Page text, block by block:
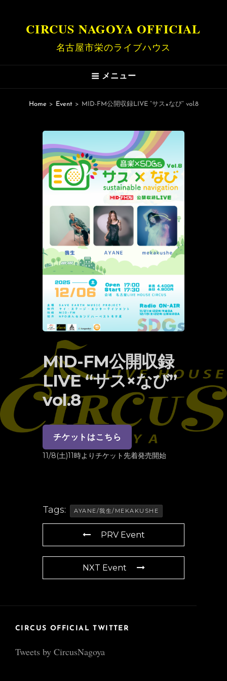
CIRCUS NAGOYA OFFICIAL
名古屋市栄のライブハウス
メニュー
Home > Event > MID-FM公開収録LIVE “サス×なび” vol.8
MID-FM公開収録
LIVE “サス×なび”
vol.8
チケットはこちら
11/8(土)11時よりチケット先着発売開始
Tags: AYANE/我生/MEKAKUSHE
PRV Event
NXT Event
CIRCUS OFFICIAL TWITTER
Tweets by CircusNagoya